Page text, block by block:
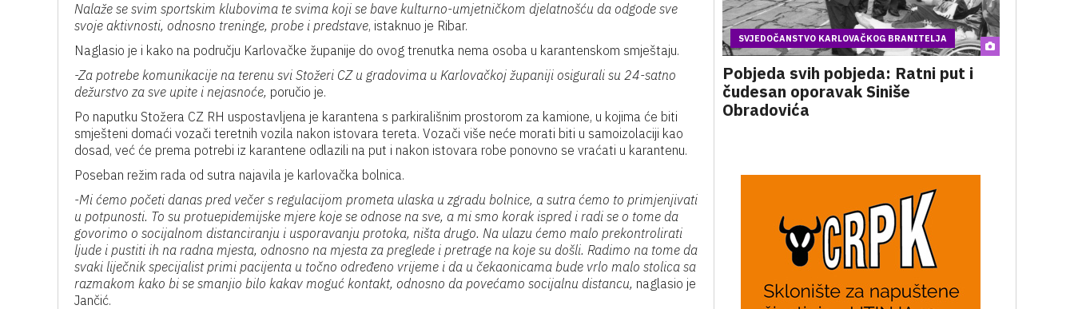
Nalaže se svim sportskim klubovima te svima koji se bave kulturno-umjetničkom djelatnošću da odgode sve
svoje aktivnosti, odnosno treninge, probe i predstave, istaknuo je Ribar.
Naglasio je i kako na području Karlovačke županije do ovog trenutka nema osoba u karantenskom smještaju.
-Za potrebe komunikacije na terenu svi Stožeri CZ u gradovima u Karlovačkoj županiji osigurali su 24-satno
dežurstvo za sve upite i nejasnoće, poručio je.
Po naputku Stožera CZ RH uspostavljena je karantena s parkirališnim prostorom za kamione, u kojima će biti
smješteni domaći vozači teretnih vozila nakon istovara tereta. Vozači više neće morati biti u samoizolaciji kao
dosad, već će prema potrebi iz karantene odlazili na put i nakon istovara robe ponovno se vraćati u karantenu.
Poseban režim rada od sutra najavila je karlovačka bolnica.
-Mi ćemo početi danas pred večer s regulacijom prometa ulaska u zgradu bolnice, a sutra ćemo to primjenjivati
u potpunosti. To su protuepidemijske mjere koje se odnose na sve, a mi smo korak ispred i radi se o tome da
govorimo o socijalnom distanciranju i usporavanju protoka, ništa drugo. Na ulazu ćemo malo prekontrolirati
ljude i pustiti ih na radna mjesta, odnosno na mjesta za preglede i pretrage na koje su došli. Radimo na tome da
svaki liječnik specijalist primi pacijenta u točno određeno vrijeme i da u čekaonicama bude vrlo malo stolica sa
razmakom kako bi se smanjio bilo kakav moguć kontakt, odnosno da povećamo socijalnu distancu, naglasio je
Jančić.
SVJEDOČANSTVO KARLOVAČKOG BRANITELJA
Pobjeda svih pobjeda: Ratni put i
čudesan oporavak Siniše
Obradovića